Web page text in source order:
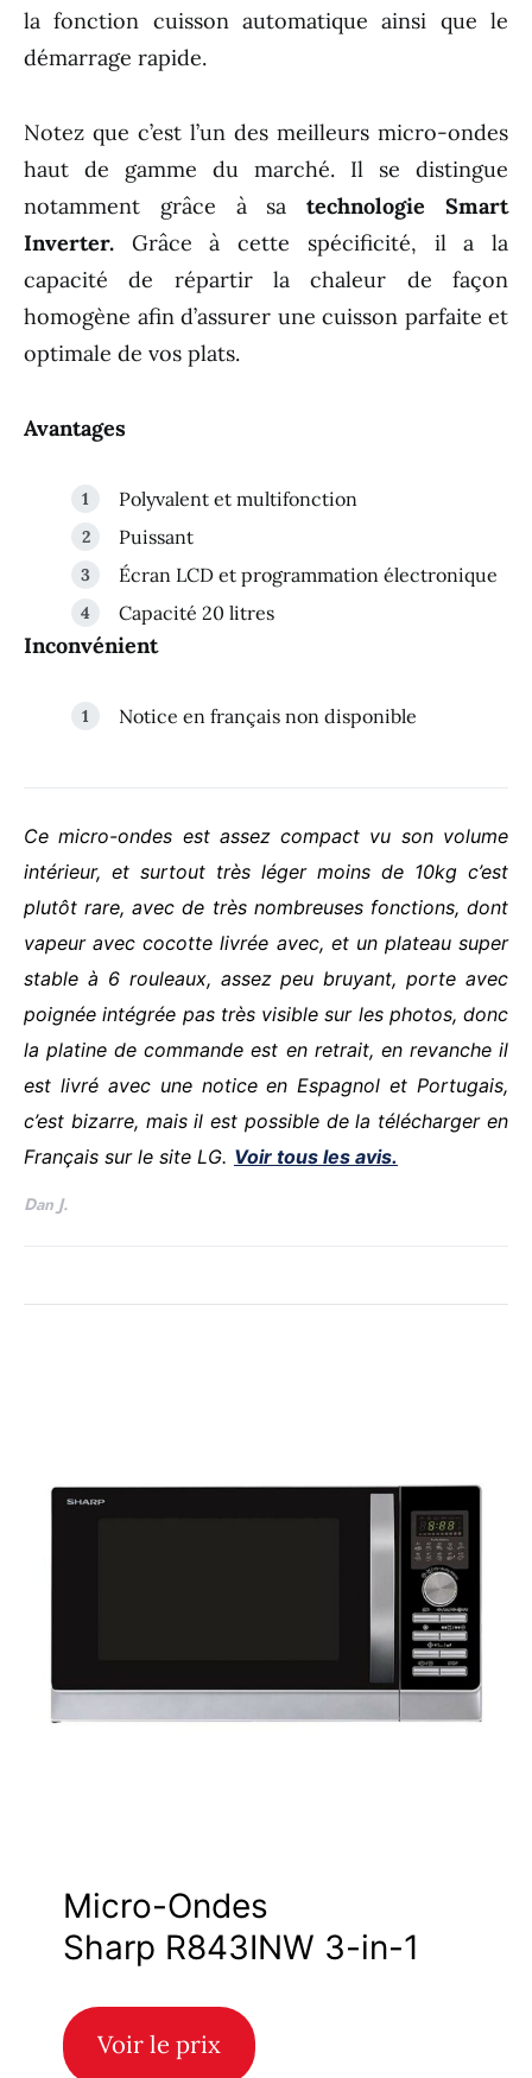
la fonction cuisson automatique ainsi que le
démarrage rapide.
Notez que c’est l’un des meilleurs micro-ondes
haut de gamme du marché. Il se distingue
notamment grâce à satechnologie Smart
Inverter. Grâce à cette spécificité, il a la
capacité de répartir la chaleur de façon
homogène afin d’assurer une cuisson parfaite et
optimale de vos plats.
Avantages
Polyvalent et multifonction
Puissant
Écran LCD et programmation électronique
Capacité 20 litres
Inconvénient
Notice en français non disponible
Ce micro-ondes est assez compact vu son volume
intérieur, et surtout très léger moins de 10kg c’est
plutôt rare, avec de très nombreuses fonctions, dont
vapeur avec cocotte livrée avec, et un plateau super
stable à 6 rouleaux, assez peu bruyant, porte avec
poignée intégrée pas très visible sur les photos, donc
la platine de commande est en retrait, en revanche il
est livré avec une notice en Espagnol et Portugais,
c’est bizarre, mais il est possible de la télécharger en
Français sur le site LG. Voir tous les avis.
Dan J.
Micro-Ondes
Sharp R843INW 3-in-1
Voir le prix